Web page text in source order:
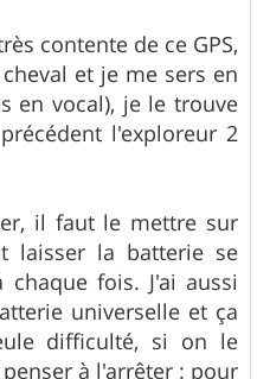
contente de ce GPS,
et je me sers en
en vocal), je le trouve
l'exploreur 2
il faut le mettre sur
laisser la batterie se
fois. J'ai aussi
universelle et ça
difficulté, si on le
à l'arrêter : pour